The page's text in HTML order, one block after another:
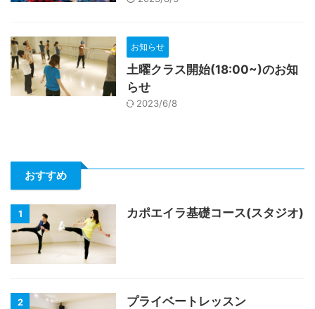
お知らせ
土曜クラス開始(18:00~)のお知
らせ
2023/6/8
おすすめ
1 カポエイラ基礎コース(スタジオ)
2 プライベートレッスン